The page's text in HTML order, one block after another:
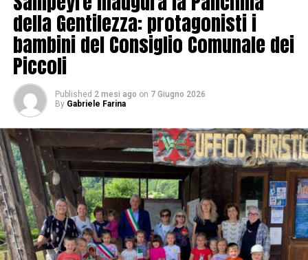
della Gentilezza: protagonisti i
bambini del Consiglio Comunale dei
Piccoli
Published 2 mesi ago on 7 Giugno 2026
By Gabriele Farina